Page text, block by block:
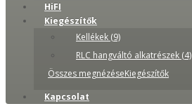
HiFI
Kiegészítők
Kellékek (9)
RLC hangváltó alkatrészek (4)
Összes megnézéseKiegészítők
Kapcsolat